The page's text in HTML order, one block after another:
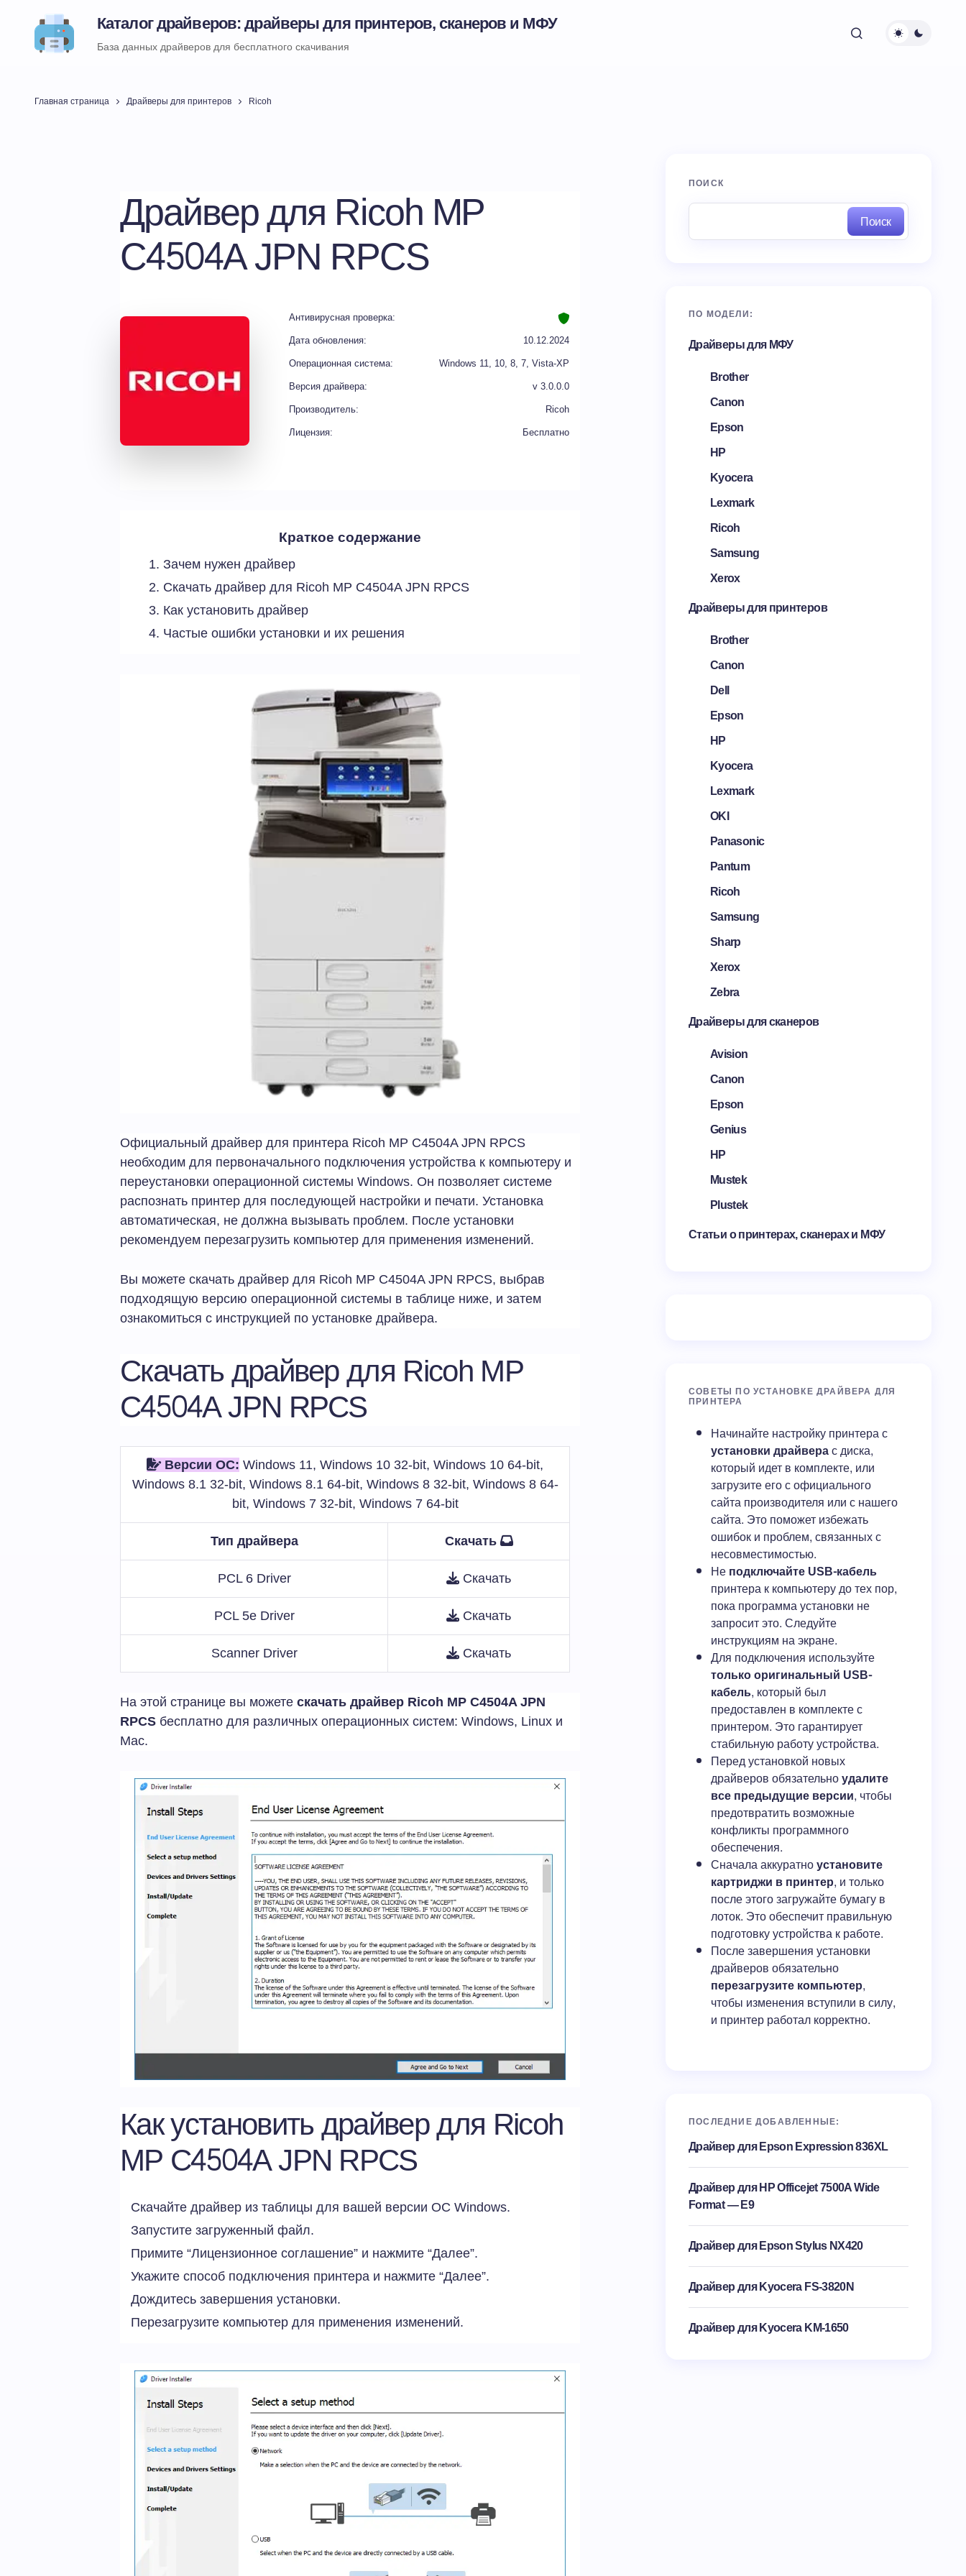
Каталог драйверов: драйверы для принтеров, сканеров и МФУ
База данных драйверов для бесплатного скачивания
Главная страница Драйверы для принтеров Ricoh
Драйвер для Ricoh MP
C4504A JPN RPCS
Антивирусная проверка:
Дата обновления: 10.12.2024
Операционная система: Windows 11, 10, 8, 7, Vista-XP
Версия драйвера: v 3.0.0.0
Производитель: Ricoh
Лицензия: Бесплатно
Краткое содержание
Зачем нужен драйвер
Скачать драйвер для Ricoh MP C4504A JPN RPCS
Как установить драйвер
Частые ошибки установки и их решения
Официальный драйвер для принтера Ricoh MP C4504A JPN RPCS
необходим для первоначального подключения устройства к компьютеру и
переустановки операционной системы Windows. Он позволяет системе
распознать принтер для последующей настройки и печати. Установка
автоматическая, не должна вызывать проблем. После установки
рекомендуем перезагрузить компьютер для применения изменений.
Вы можете скачать драйвер для Ricoh MP C4504A JPN RPCS, выбрав
подходящую версию операционной системы в таблице ниже, и затем
ознакомиться с инструкцией по установке драйвера.
Скачать драйвер для Ricoh MP
C4504A JPN RPCS
Версии ОС: Windows 11, Windows 10 32-bit, Windows 10 64-bit,
Windows 8.1 32-bit, Windows 8.1 64-bit, Windows 8 32-bit, Windows 8 64-
bit, Windows 7 32-bit, Windows 7 64-bit
Тип драйвера Скачать
PCL 6 Driver Скачать
PCL 5e Driver Скачать
Scanner Driver Скачать
На этой странице вы можете скачать драйвер Ricoh MP C4504A JPN
RPCS бесплатно для различных операционных систем: Windows, Linux и
Mac.
Как установить драйвер для Ricoh
MP C4504A JPN RPCS
Скачайте драйвер из таблицы для вашей версии ОС Windows.
Запустите загруженный файл.
Примите “Лицензионное соглашение” и нажмите “Далее”.
Укажите способ подключения принтера и нажмите “Далее”.
Дождитесь завершения установки.
Перезагрузите компьютер для применения изменений.
ПОИСК
Поиск
ПО МОДЕЛИ:
Драйверы для МФУ
Brother
Canon
Epson
HP
Kyocera
Lexmark
Ricoh
Samsung
Xerox
Драйверы для принтеров
Brother
Canon
Dell
Epson
HP
Kyocera
Lexmark
OKI
Panasonic
Pantum
Ricoh
Samsung
Sharp
Xerox
Zebra
Драйверы для сканеров
Avision
Canon
Epson
Genius
HP
Mustek
Plustek
Статьи о принтерах, сканерах и МФУ
СОВЕТЫ ПО УСТАНОВКЕ ДРАЙВЕРА ДЛЯ
ПРИНТЕРА
Начинайте настройку принтера с
установки драйверас диска,
который идет в комплекте, или
загрузите его с официального
сайта производителя или с нашего
сайта. Это поможет избежать
ошибок и проблем, связанных с
несовместимостью.
Неподключайте USB-кабель
принтера к компьютеру до тех пор,
пока программа установки не
запросит это. Следуйте
инструкциям на экране.
Для подключения используйте
только оригинальный USB-
кабель, который был
предоставлен в комплекте с
принтером. Это гарантирует
стабильную работу устройства.
Перед установкой новых
драйверов обязательноудалите
все предыдущие версии, чтобы
предотвратить возможные
конфликты программного
обеспечения.
Сначала аккуратноустановите
картриджи в принтер, и только
после этого загружайте бумагу в
лоток. Это обеспечит правильную
подготовку устройства к работе.
После завершения установки
драйверов обязательно
перезагрузите компьютер,
чтобы изменения вступили в силу,
и принтер работал корректно.
ПОСЛЕДНИЕ ДОБАВЛЕННЫЕ:
Драйвер для Epson Expression 836XL
Драйвер для HP Officejet 7500A Wide
Format — E9
Драйвер для Epson Stylus NX420
Драйвер для Kyocera FS-3820N
Драйвер для Kyocera KM-1650